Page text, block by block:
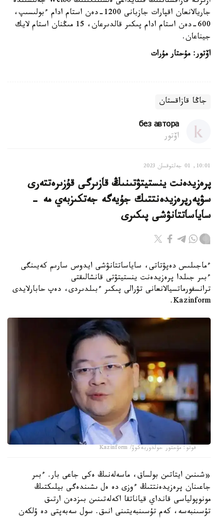
جاريالانعان اقپارات جازبانى 1200-دەن استام ادام ءبولىسىپ،
600-دەن استام ادام پىكىر قالدىرعان، 15 مىڭنان استام لايك
جيناعان.
اۆتور: مۇحتار مۇرات
جاڭا قازاقستان
без автора
اۆتور
10:01, 01 جەلتوقسان 2023
پرەزيدەنت ينستيتۋتىنىڭ قازىرگى قۇزىرەتتەرى
سۋپەرپرەزيدەنتتىك جۇيەگە جەتكىزبەي مە -
ساياساتتانۋشى پىكىرى
ءماجىلىس دەپۋتاتى، ساياساتتانۋشى ايدوس سارىم كەيىنگى
ءبىر جىلدا پرەزيدەنت ينستيتۋتى قانشالىقتى
ترانسفورماتسيالانعانى تۋرالى پىكىر ءبىلدىردى، دەپ حابارلايدى
Kazinform.
فوتو: مۋحتور حولدوربەكوۆ/ Kazinform
«شىنىن ايتاتىن بولساق، ماسەلەنىڭ ەكى جاعى بار. ءبىر
جاعىنان پرەزيدەنتتىڭ ءوزى دە ەل ىشىندەگى بيلىكتىڭ
مونوپولياسى قانداي قياناتقا اكەلەتىنىن بىزدەن ارتىق
تۇسىنبەسە، كەم تۇسىنبەيتىنى انىق. سول سەبەپتى دە ۇلكەن